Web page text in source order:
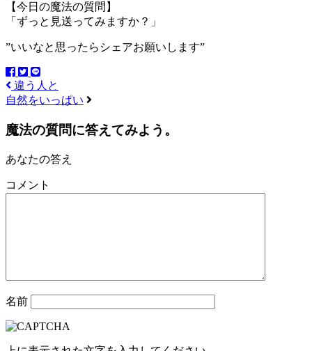
【今日の魔法の質問】
「ずっと見送ってみますか？」
”いいなと思ったらシェアお願いします”
違う人と
自然をいっぱい
魔法の質問に答えてみよう。
あなたの答え
コメント
名前